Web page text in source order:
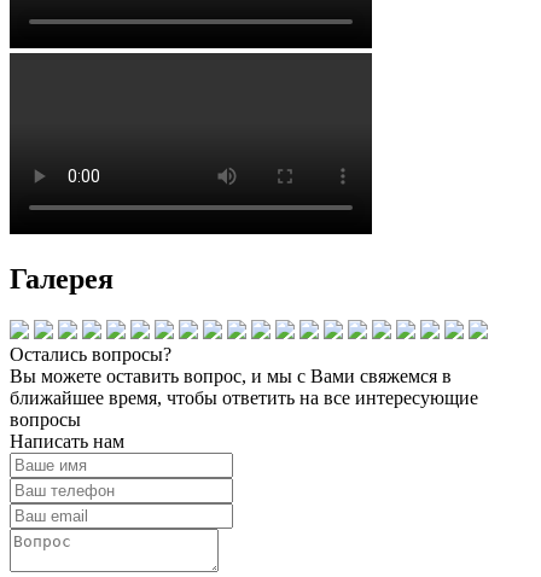
Галерея
Остались вопросы?
Вы можете оставить вопрос, и мы с Вами свяжемся в
ближайшее время, чтобы ответить на все интересующие
вопросы
Написать нам